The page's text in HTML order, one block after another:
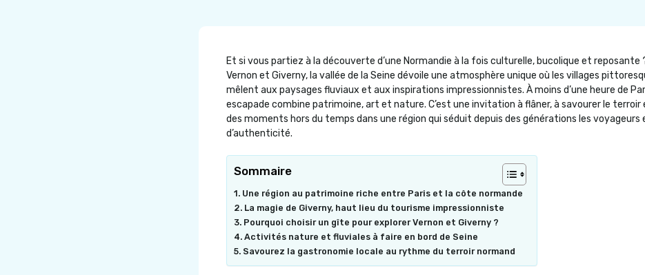
Et si vous partiez à la découverte d’une Normandie à la fois culturelle, bucolique et reposante
Vernon et Giverny, la vallée de la Seine dévoile une atmosphère unique où les villages
mêlent aux paysages fluviaux et aux inspirations impressionnistes. À moins d’une heure de
escapade combine patrimoine, art et nature. C’est une invitation à flâner, à savourer le terroir
des moments hors du temps dans une région qui séduit depuis des générations les voyageurs
d’authenticité.
Sommaire
Une région au patrimoine riche entre Paris et la côte normande
La magie de Giverny, haut lieu du tourisme impressionniste
Pourquoi choisir un gîte pour explorer Vernon et Giverny ?
Activités nature et fluviales à faire en bord de Seine
Savourez la gastronomie locale au rythme du terroir normand